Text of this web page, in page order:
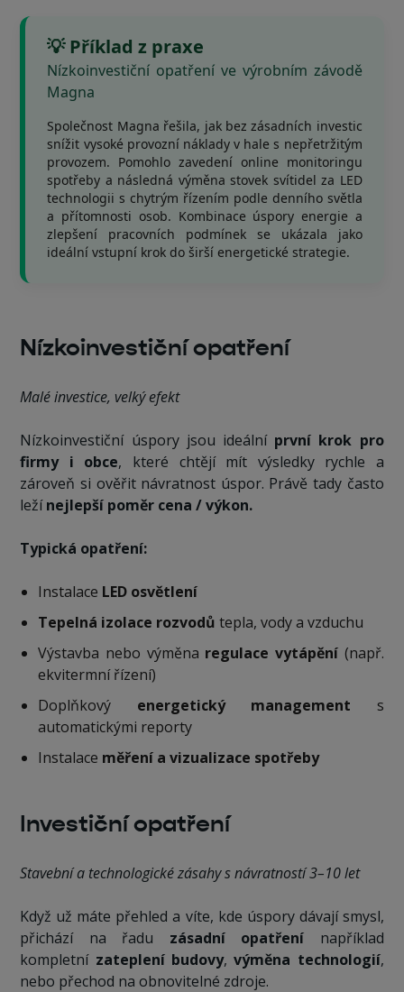
💡 Příklad z praxe
Nízkoinvestiční opatření ve výrobním závodě
Magna
Společnost Magna řešila, jak bez zásadních investic
snížit vysoké provozní náklady v hale s nepřetržitým
provozem. Pomohlo zavedení online monitoringu
spotřeby a následná výměna stovek svítidel za LED
technologii s chytrým řízením podle denního světla
a přítomnosti osob. Kombinace úspory energie a
zlepšení pracovních podmínek se ukázala jako
ideální vstupní krok do širší energetické strategie.
Nízkoinvestiční opatření
Malé investice, velký efekt
Nízkoinvestiční úspory jsou ideální první krok pro
firmy i obce, které chtějí mít výsledky rychle a
zároveň si ověřit návratnost úspor. Právě tady často
ležínejlepší poměr cena / výkon.
Typická opatření:
Instalace LED osvětlení
Tepelná izolace rozvodů tepla, vody a vzduchu
Výstavba nebo výměna regulace vytápění(např.
ekvitermní řízení)
Doplňkový energetický management s
automatickými reporty
Instalace měření a vizualizace spotřeby
Investiční opatření
Stavební a technologické zásahy s návratností 3–10 let
Když už máte přehled a víte, kde úspory dávají smysl,
přichází na řadu zásadní opatření například
kompletní zateplení budovy,výměna technologií,
nebo přechod na obnovitelné zdroje.